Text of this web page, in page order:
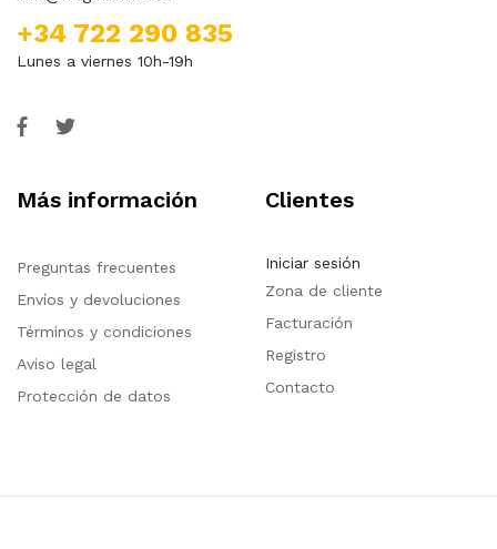
+34 722 290 835
Lunes a viernes 10h-19h
Más información
Preguntas frecuentes
Envíos y devoluciones
Términos y condiciones
Aviso legal
Protección de datos
Clientes
Iniciar sesión
Zona de cliente
Facturación
Registro
Contacto